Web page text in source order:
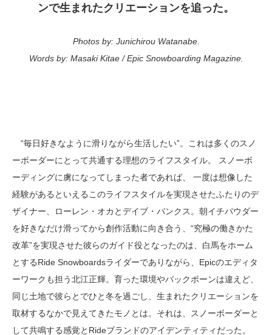
ンで生まれたクリエーションを追った。
Photos by: Junichirou Watanabe.
Words by: Masaki Kitae / Epic Snowboarding Magazine.
“毎日好きなように滑りながら生活したい”。これは多くのスノ
ーボーダーにとって共通する理想のライフスタイル。 スノーボ
ーディングに虜になってしまった者であれば、 一度は想像した
経験があるといえるこのライフスタイルを実現させたふたりのデ
ザイナー、ローレン・オカとデイブ・バンクス。朝イチパウダー
を好きなだけ滑ってから創作活動に向き合う、“究極の働きかた
改革”を実現させた彼らのガイド役となったのは、白馬をホーム
とするRide Snowboardsライダーでありながら、Epicのエディタ
ーワークも担う北江正輝。育った環境やバックボーンは違えど、
同じ土地で彼らとでひと冬を過ごし、生まれたクリエーションを
取材するなかで見えてきたモノとは。それは、スノーボーダーと
して共鳴する感覚とRideブランドのアイデンティティだった。